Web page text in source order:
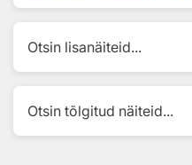
Otsin lisanäiteid...
Otsin tõlgitud näiteid...